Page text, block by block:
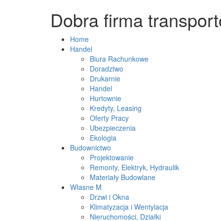
Dobra firma
Home
Handel
Biura Rachunkowe
Doradztwo
Drukarnie
Handel
Hurtownie
Kredyty, Leasing
Oferty Pracy
Ubezpieczenia
Ekologia
Budownictwo
Projektowanie
Remonty, Elektryk, Hydraulik
Materiały Budowlane
Własne M
Drzwi i Okna
Klimatyzacja i Wentylacja
Nieruchomości, Działki